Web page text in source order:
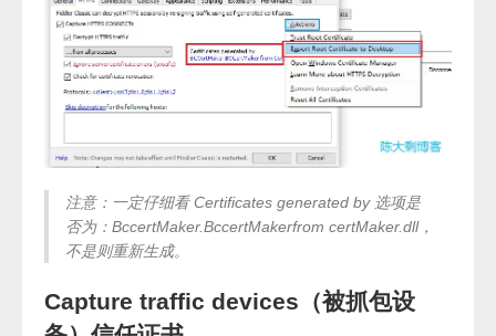
注意：一定仔细看 Certificates generated by 选项是
否为：BccertMaker.BccertMakerfrom certMaker.dll，
不是则重新生成。
Capture traffic devices（被抓包设